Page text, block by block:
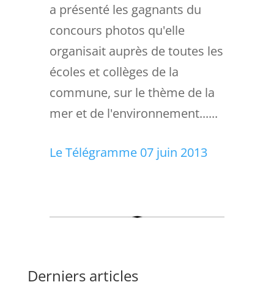
a présenté les gagnants du
concours photos qu'elle
organisait auprès de toutes les
écoles et collèges de la
commune, sur le thème de la
mer et de l'environnement......
Le Télégramme 07 juin 2013
Derniers articles